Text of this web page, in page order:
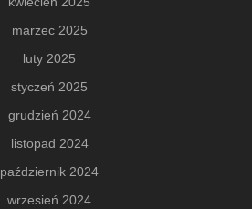
marzec 2025
luty 2025
styczeń 2025
grudzień 2024
listopad 2024
październik 2024
wrzesień 2024